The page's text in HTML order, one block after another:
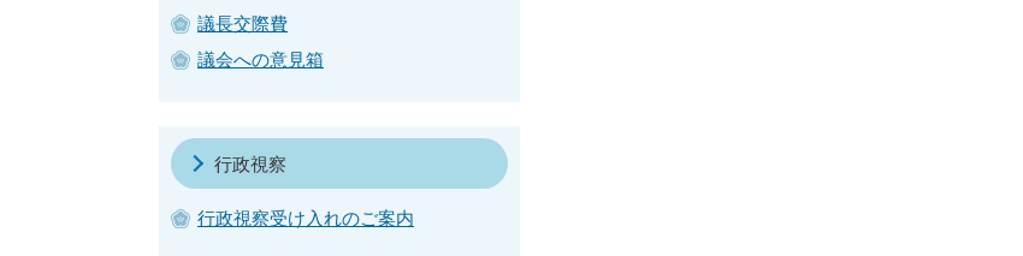
議長交際費
議会への意見箱
行政視察
行政視察受け入れのご案内